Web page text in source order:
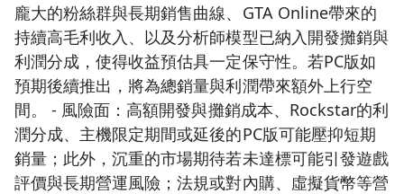
龐大的粉絲群與長期銷售曲線、GTA Online帶來的
持續高毛利收入、以及分析師模型已納入開發攤銷與
利潤分成，使得收益預估具一定保守性。若PC版如
預期後續推出，將為總銷量與利潤帶來額外上行空
間。 - 風險面：高額開發與攤銷成本、Rockstar的利
潤分成、主機限定期間或延後的PC版可能壓抑短期
銷量；此外，沉重的市場期待若未達標可能引發遊戲
評價與長期營運風險；法規或對內購、虛擬貨幣等營